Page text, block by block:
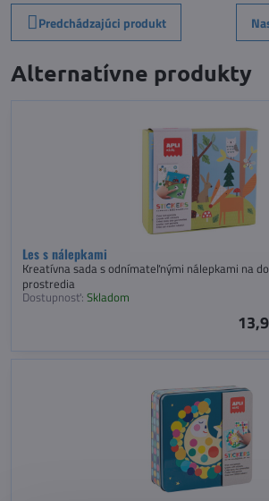
Predchádzajúci produkt
Alternatívne produkty
Les s nálepkami
Kreatívna sada s odnímateľnými nálepkami na
prostredia
Dostupnosť: Skladom